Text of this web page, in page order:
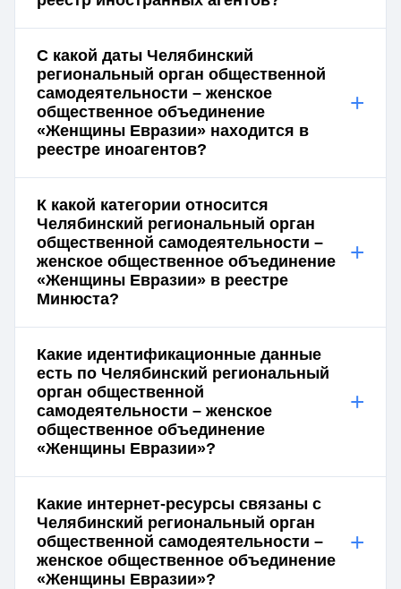
С какой даты Челябинский
региональный орган общественной
самодеятельности – женское
общественное объединение
«Женщины Евразии» находится в
реестре иноагентов?
+
К какой категории относится
Челябинский региональный орган
общественной самодеятельности –
женское общественное объединение
«Женщины Евразии» в реестре
Минюста?
+
Какие идентификационные данные
есть по Челябинский региональный
орган общественной
самодеятельности – женское
общественное объединение
«Женщины Евразии»?
+
Какие интернет-ресурсы связаны с
Челябинский региональный орган
общественной самодеятельности –
женское общественное объединение
«Женщины Евразии»?
+